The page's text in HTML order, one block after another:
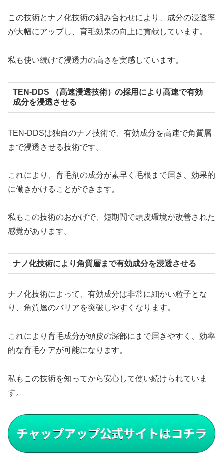
この技術とナノ化技術の組み合わせにより、成分の浸透率
が大幅にアップし、育毛効果の向上に貢献しています。
私も使い続けて浸透力の高さを実感しています。
TEN-DDS （高速浸透技術）の採用により高速で有効
成分を浸透させる
TEN-DDSは独自のナノ技術で、有効成分を高速で角質層
まで浸透させる技術です。
これにより、育毛剤の成分が素早く毛根まで届き、効果的
に働きかけることができます。
私もこの技術のおかげで、短期間で頭皮環境が改善された
感覚があります。
ナノ化技術により角質層まで有効成分を浸透させる
ナノ化技術によって、有効成分は非常に細かい粒子とな
り、角質層のバリアを突破しやすくなります。
これにより育毛成分が頭皮の深部にまで届きやすく、効率
的な育毛ケアが可能になります。
私もこの技術を知ってから安心して使い続けられていま
す。